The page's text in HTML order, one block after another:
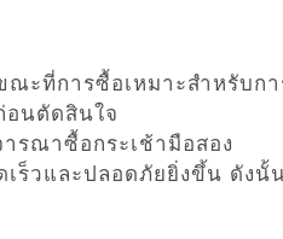
ะที่การซื้อเหมาะสำหรับก
อนตัดสินใจ
รณาซื้อกระเช้ามือสอง
ร็วและปลอดภัยยิ่งขึ้น ดังนั้